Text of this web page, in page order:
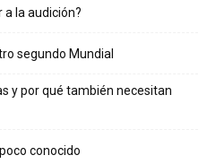
la audición?
segundo Mundial
y por qué también necesitan
conocido